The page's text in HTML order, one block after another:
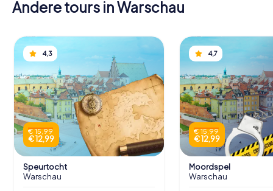
Andere tours in Warschau
4,3
€ 15,99
€ 12,99
Speurtocht
Warschau
4,7
€ 15,99
€ 12,99
Moordspel
Warschau